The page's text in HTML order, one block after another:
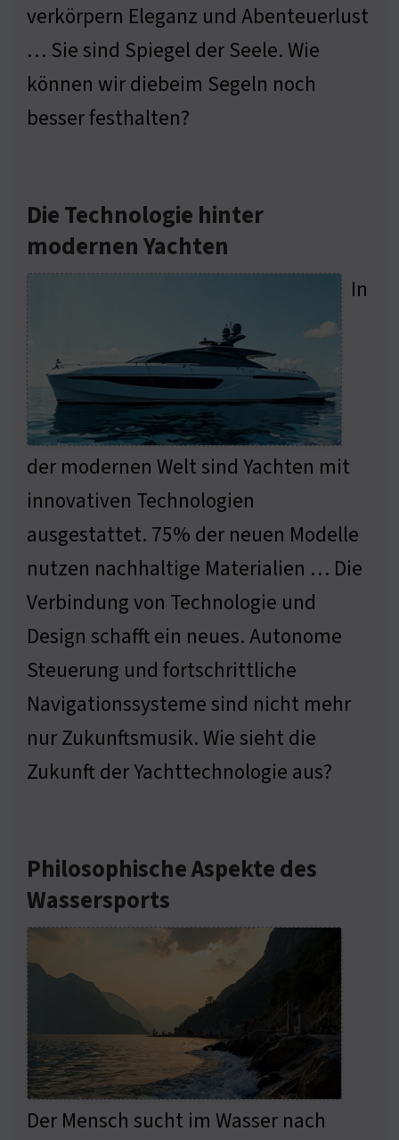
verkörpern Eleganz und Abenteuerlust
… Sie sind Spiegel der Seele. Wie
können wir diebeim Segeln noch
besser festhalten?
Die Technologie hinter
modernen Yachten
In
der modernen Welt sind Yachten mit
innovativen Technologien
ausgestattet. 75% der neuen Modelle
nutzen nachhaltige Materialien … Die
Verbindung von Technologie und
Design schafft ein neues. Autonome
Steuerung und fortschrittliche
Navigationssysteme sind nicht mehr
nur Zukunftsmusik. Wie sieht die
Zukunft der Yachttechnologie aus?
Philosophische Aspekte des
Wassersports
Der Mensch sucht im Wasser nach